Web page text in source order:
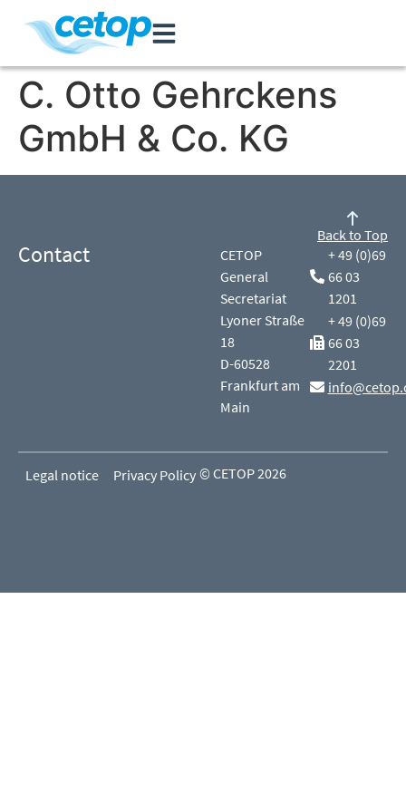
C. Otto Gehrckens
GmbH & Co. KG
Contact
CETOP
General
Secretariat
Lyoner Straße
18
D-60528
Frankfurt am
Main
+ 49 (0)69
66 03
1201
+ 49 (0)69
66 03
2201
Back to Top
Legal notice Privacy Policy © CETOP 2026